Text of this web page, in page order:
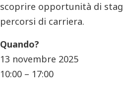
scoprire opportunità di
percorsi di carriera.
Quando?
13 novembre 2025
10:00 – 17:00